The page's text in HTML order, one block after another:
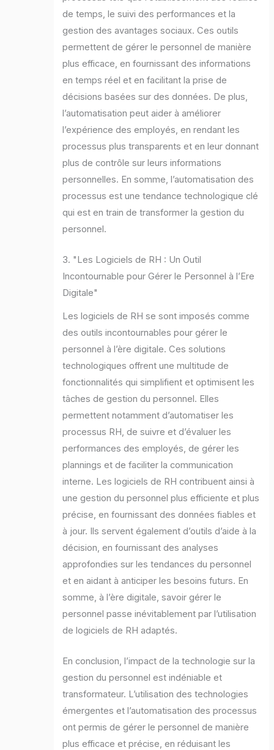
de temps, le suivi des performances et la
gestion des avantages sociaux. Ces outils
permettent de gérer le personnel de manière
plus efficace, en fournissant des informations
en temps réel et en facilitant la prise de
décisions basées sur des données. De plus,
l’automatisation peut aider à améliorer
l’expérience des employés, en rendant les
processus plus transparents et en leur donnant
plus de contrôle sur leurs informations
personnelles. En somme, l’automatisation des
processus est une tendance technologique clé
qui est en train de transformer la gestion du
personnel.
3. "Les Logiciels de RH : Un Outil
Incontournable pour Gérer le Personnel à l’Ere
Digitale"
Les logiciels de RH se sont imposés comme
des outils incontournables pour gérer le
personnel à l’ère digitale. Ces solutions
technologiques offrent une multitude de
fonctionnalités qui simplifient et optimisent les
tâches de gestion du personnel. Elles
permettent notamment d’automatiser les
processus RH, de suivre et d’évaluer les
performances des employés, de gérer les
plannings et de faciliter la communication
interne. Les logiciels de RH contribuent ainsi à
une gestion du personnel plus efficiente et plus
précise, en fournissant des données fiables et
à jour. Ils servent également d’outils d’aide à la
décision, en fournissant des analyses
approfondies sur les tendances du personnel
et en aidant à anticiper les besoins futurs. En
somme, à l’ère digitale, savoir gérer le
personnel passe inévitablement par l’utilisation
de logiciels de RH adaptés.
En conclusion, l’impact de la technologie sur la
gestion du personnel est indéniable et
transformateur. L’utilisation des technologies
émergentes et l’automatisation des processus
ont permis de gérer le personnel de manière
plus efficace et précise, en réduisant les